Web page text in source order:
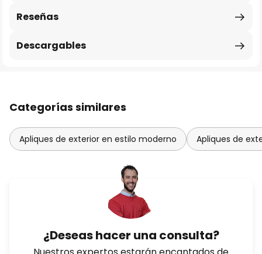
Reseñas
Descargables
Categorías similares
Apliques de exterior en estilo moderno Apliques de
¿Deseas hacer una consulta?